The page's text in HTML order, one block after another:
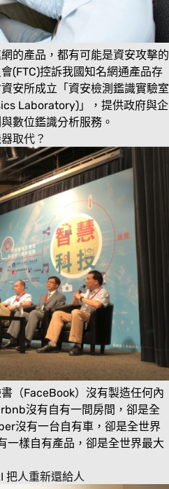
的產品，都有可能是資安攻擊的
(FTC)控訴我國知名網通產品存
安所成立「資安檢測鑑識實驗室
Laboratory)」，提供政府與企
數位鑑識分析服務。
取代？
（FaceBook）沒有製造任何內
沒有自有一間房間，卻是全
沒有一台自有車，卻是全世界
一樣自有產品，卻是全世界最大
把人重新還給人